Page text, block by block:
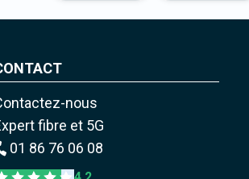
nous
fibre et 5G
01 86 76 06 08